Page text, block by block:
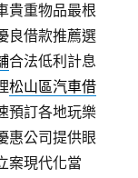
貴重物品最根
良借款推薦選
合法低利計息
松山區汽車借
預訂各地玩樂
惠公司提供眼
案現代化當